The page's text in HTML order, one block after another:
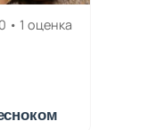
• 1 оценка